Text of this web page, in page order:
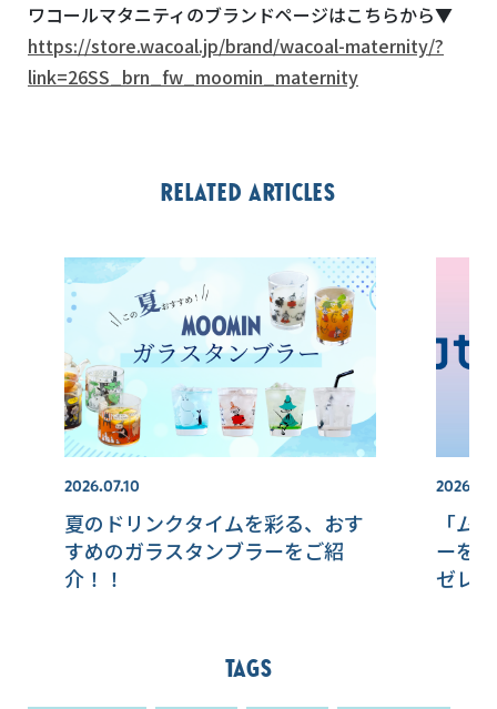
ワコールマタニティのブランドページはこちらから▼
https://store.wacoal.jp/brand/wacoal-maternity/?
link=26SS_brn_fw_moomin_maternity
Related articles
2026.07.10
夏のドリンクタイムを彩る、おす
すめのガラスタンブラーをご紹
介！！
「ム
ーを
ゼレ
Tags